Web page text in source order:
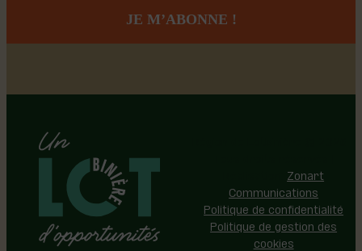
Zonart
Communications
Politique de confidentialité
Politique de gestion des
cookies